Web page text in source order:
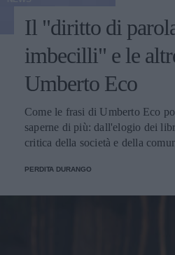
Il "diritto di
imbecilli" e le
Umberto Eco
Come le frasi di Umberto Eco
saperne di più: dall'elogio dei
critica della società e della
PERDITA DURANGO